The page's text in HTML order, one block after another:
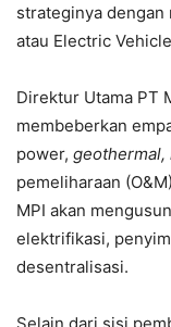
strateginya
atau Electric
Direktur Utama PT
membeberkan
power, geothermal,
pemeliharaan
MPI akan
elektrifikasi,
desentralisasi.
Selain dari sisi